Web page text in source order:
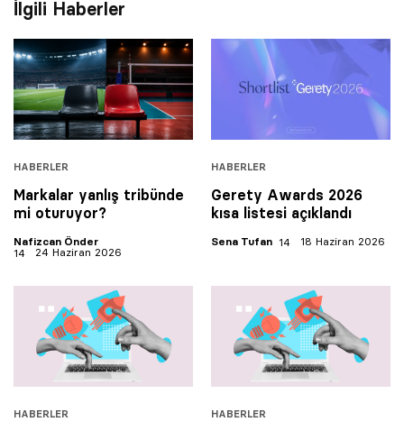
İlgili Haberler
HABERLER
Markalar yanlış tribünde
mi oturuyor?
Nafizcan Önder
24 Haziran 2026
HABERLER
Gerety Awards 2026
kısa listesi açıklandı
Sena Tufan 18 Haziran 2026
HABERLER HABERLER